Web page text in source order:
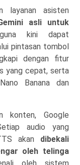
layanan asisten
asli untuk
kini dapat
pintasan tombol
dengan fitur
yang cepat, serta
Banana dan
konten, Google
audio yang
akan dibekali
oleh telinga